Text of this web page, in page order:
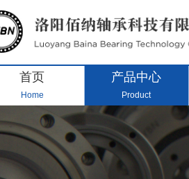
首页
Home
产品中心
Product